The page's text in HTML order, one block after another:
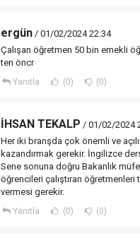
ergün / 01/02/2024 22:34
Çalışan öğretmen 50 bin emekli
ten öncr
Yanıtla (0) (0)
İHSAN TEKALP / 01/02/2024
Her iki branşda çok önemli ve
kazandırmak gerekir. İngilizce
Sene sonuna doğru Bakanlık
öğrencileri çalıştıran
vermesi gerekir.
Yanıtla (0) (0)